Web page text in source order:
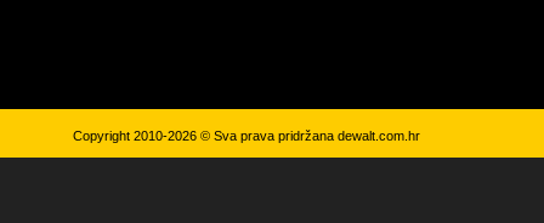
Copyright 2010-2026 © Sva prava pridržana dewalt.com.hr